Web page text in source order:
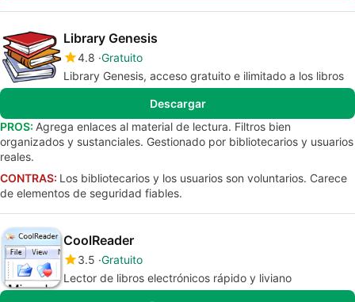
Library Genesis
4.8 Gratuito
Library Genesis, acceso gratuito e ilimitado a los libros
Descargar
PROS: Agrega enlaces al material de lectura. Filtros bien
organizados y sustanciales. Gestionado por bibliotecarios y usuarios
reales.
CONTRAS: Los bibliotecarios y los usuarios son voluntarios. Carece
de elementos de seguridad fiables.
CoolReader
3.5 Gratuito
Lector de libros electrónicos rápido y liviano